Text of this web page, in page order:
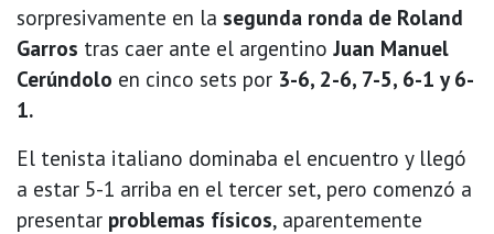
sorpresivamente en la segunda ronda de Roland
Garros tras caer ante el argentino Juan Manuel
Cerúndolo en cinco sets por 3-6, 2-6, 7-5, 6-1 y 6-
1.
El tenista italiano dominaba el encuentro y llegó
a estar 5-1 arriba en el tercer set, pero comenzó a
presentar problemas físicos, aparentemente